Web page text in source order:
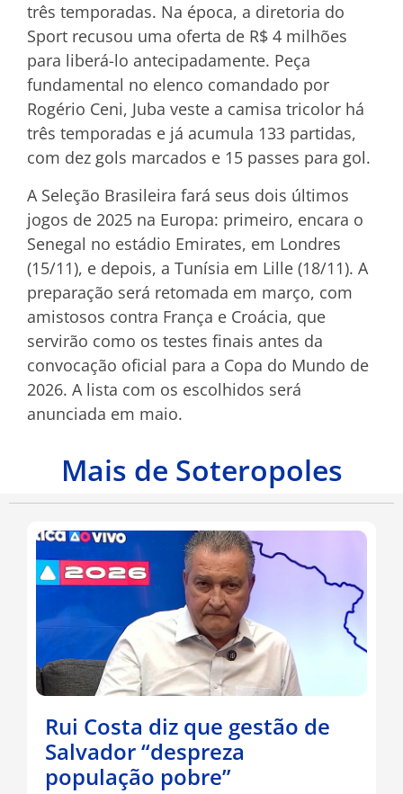
três temporadas. Na época, a diretoria do
Sport recusou uma oferta de R$ 4 milhões
para liberá-lo antecipadamente. Peça
fundamental no elenco comandado por
Rogério Ceni, Juba veste a camisa tricolor há
três temporadas e já acumula 133 partidas,
com dez gols marcados e 15 passes para gol.
A Seleção Brasileira fará seus dois últimos
jogos de 2025 na Europa: primeiro, encara o
Senegal no estádio Emirates, em Londres
(15/11), e depois, a Tunísia em Lille (18/11). A
preparação será retomada em março, com
amistosos contra França e Croácia, que
servirão como os testes finais antes da
convocação oficial para a Copa do Mundo de
2026. A lista com os escolhidos será
anunciada em maio.
Mais de Soteropoles
Rui Costa diz que gestão de
Salvador “despreza
população pobre”